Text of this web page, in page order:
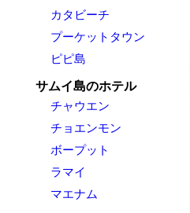
カタビーチ
プーケットタウン
ピピ島
サムイ島のホテル
チャウエン
チョエンモン
ボープット
ラマイ
マエナム